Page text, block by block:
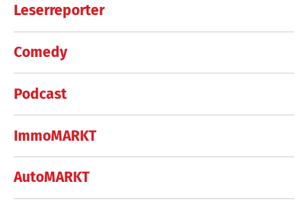
Leserreporter
Comedy
Podcast
ImmoMARKT
AutoMARKT